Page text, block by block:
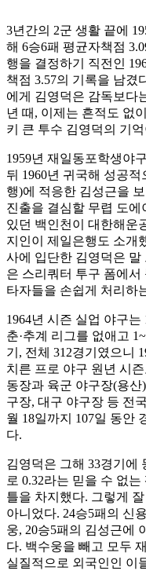
3년간의 2군 생활 끝에
해 6승6패 평균자책점
행을 결정하기 직전인
책점 3.57의 기록을 남겼
에게 김영덕은 감독보다
년 때, 이제는 흔적도 없
키 큰 투수 김영덕의 기
1959년 재일동포학생야
뒤 1960년 귀국해 성공
행)에 적응한 김성근을
진출을 결심할 무렵 도
있던 백인천이 대한해운
지인이 제일은행도 소개
사에 입단한 김영덕은 말
은 스리쿼터 투구 폼에
타자들을 손쉽게 처리하
1964년 시즌 실업 야구
춘·추계 리그를 없애고
기, 전체 312경기였으니
치른 프로 야구 원년 시
동장과 육군 야구장(용
구장, 대구 야구장 등 전
월 18일까지 107일 동안
다.
김영덕은 그해 33경기에
로 0.32라는 믿을 수 없
틀을 차지했다. 그렇게
아니었다. 24승5패의 신
웅, 20승5패의 김성근에
다. 백수웅을 빼고 모두
실질적으로 외국인인 이